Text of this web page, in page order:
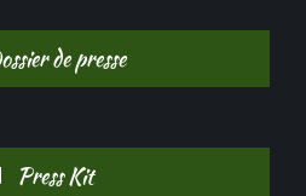
de presse
Press Kit